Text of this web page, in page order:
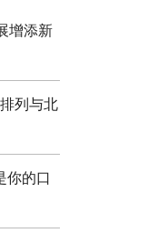
增添新
列与北
你的口